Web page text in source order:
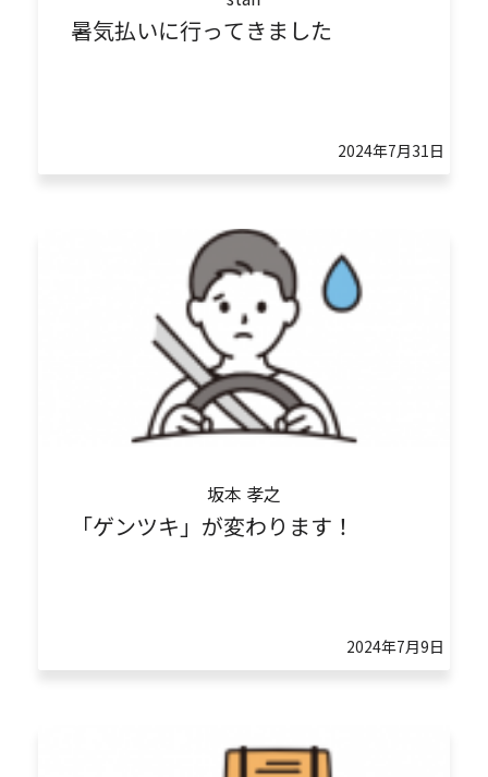
暑気払いに行ってきました
2024年7月31日
坂本 孝之
「ゲンツキ」が変わります！
2024年7月9日